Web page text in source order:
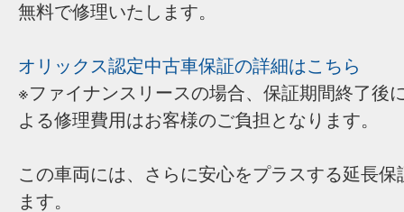
無料で修理いたします。
オリックス認定中古車保証の詳細はこちら
※ファイナンスリースの場合、保証期間終了後
よる修理費用はお客様のご負担となります。
この車両には、さらに安心をプラスする延長
ます。